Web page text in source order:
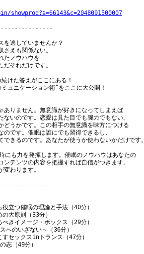
を逃していませんか？
えも関係ない。
たノウハウを
それだけです。
けた答えがここにある！
ュニケーション術”をここに大公開！
ありません。無意識が好きになってしまえば
いのです。恋愛は見た目でも腕力でもない。
どうかです。この相手の無意識を味方につける
です。催眠は誰にでも習得できるし、
できるのです。あなたが使うか使わないかだけです。
にも力を発揮します。催眠のノウハウはあなたの
テンツの内容を把握すれば自信がつきます。
わります。
立つ催眠の理論と手法（40分）
大原則（33分）
きイメージ・ボックス（29分）
のいざない～（36分）
セックスinトランス（47分）
志（49分）